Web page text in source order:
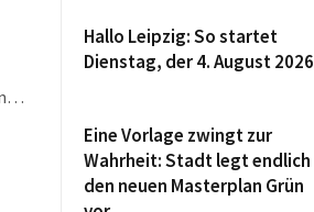
Hallo Leipzig: So startet
Dienstag, der 4. August 2026
Eine Vorlage zwingt zur
Wahrheit: Stadt legt endlich
den neuen Masterplan Grün